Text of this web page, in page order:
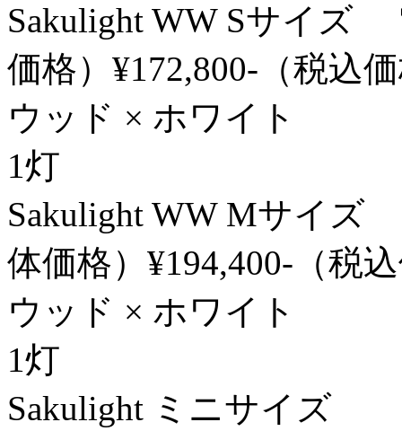
Sakulight WW Sサイズ
価格）¥172,800-（税込
ウッド × ホワイト φ
1灯
Sakulight WW Mサイズ
体価格）¥194,400-（税
ウッド × ホワイト φ
1灯
Sakulight ミニサイズ